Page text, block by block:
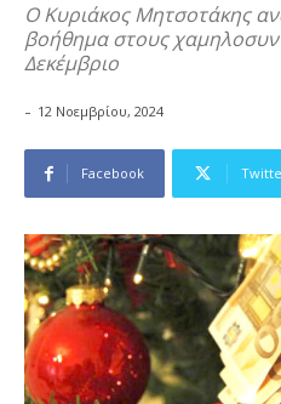
Ο Κυριάκος Μητσοτάκης
βοήθημα στους
Δεκέμβριο
- 12 Νοεμβρίου, 2024
Facebook